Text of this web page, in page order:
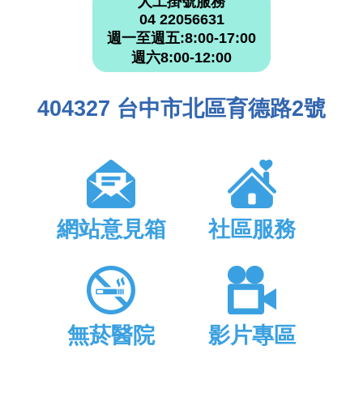
04 22056631
週一至週五:8:00-17:00
週六8:00-12:00
404327 台中市北區育德路2號
網站意見箱 社區服務
無菸醫院 影片專區